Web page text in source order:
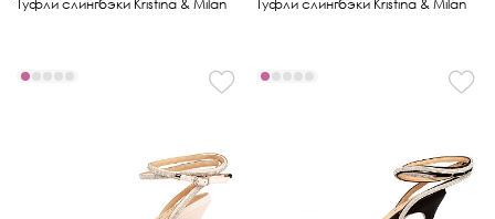
Туфли слингбэки Kristina & Milan Туфли слингбэки Kristina & Milan